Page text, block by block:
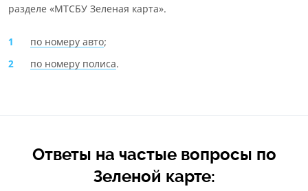
разделе «МТСБУ Зеленая карта».
по номеру авто;
по номеру полиса.
Ответы на частые вопросы по
Зеленой карте: